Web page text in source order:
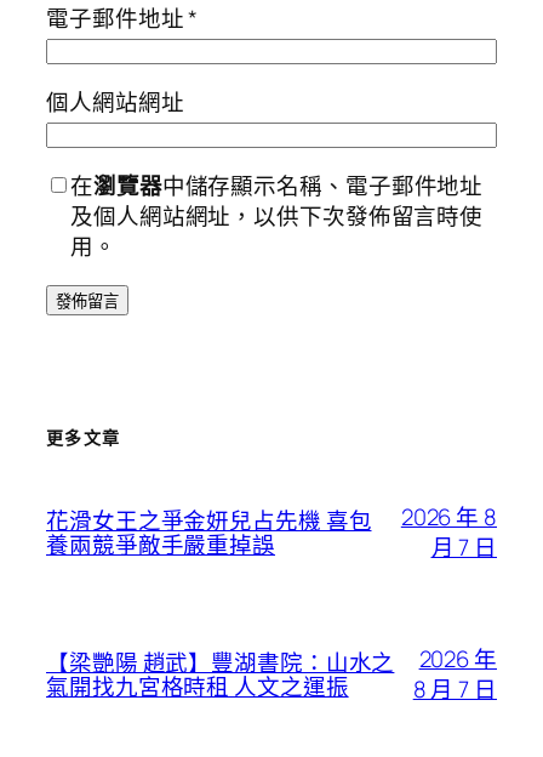
電子郵件地址*
個人網站網址
在瀏覽器中儲存顯示名稱、電子郵件地址
及個人網站網址，以供下次發佈留言時使
用。
更多文章
花滑女王之爭金妍兒占先機 喜包
養兩競爭敵手嚴重掉誤
2026 年 8
月 7 日
【梁艷陽 趙武】豐湖書院：山水之
氣開找九宮格時租 人文之運振
2026 年
8 月 7 日